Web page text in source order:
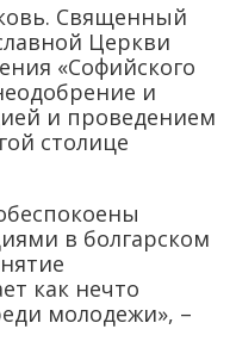
Священный
Церкви
«Софийского
и
и проведением
столице
в болгарском
как нечто
молодежи», –